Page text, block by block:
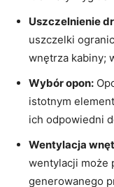
Uszczelnienie
uszczelki
wnętrza kabiny;
Wybór opon:
istotnym
ich odpowiedni
Wentylacja
wentylacji może⁤
generowanego